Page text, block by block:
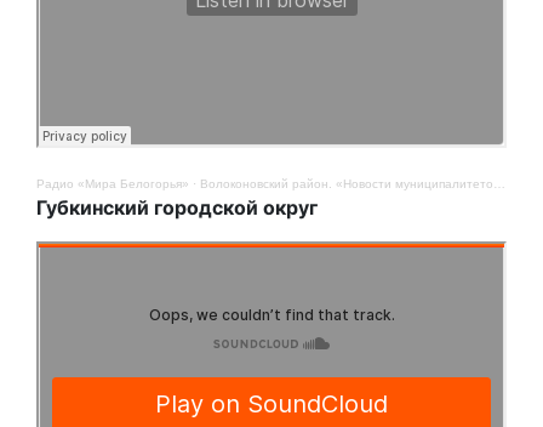
Радио «Мира Белогорья» · Волоконовский район. «Новости муниципалитетов». 14 ноября
Губкинский городской округ